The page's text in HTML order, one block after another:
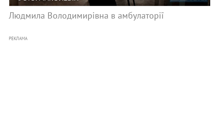
Людмила Володимирівна в амбулаторії
РЕКЛАМА